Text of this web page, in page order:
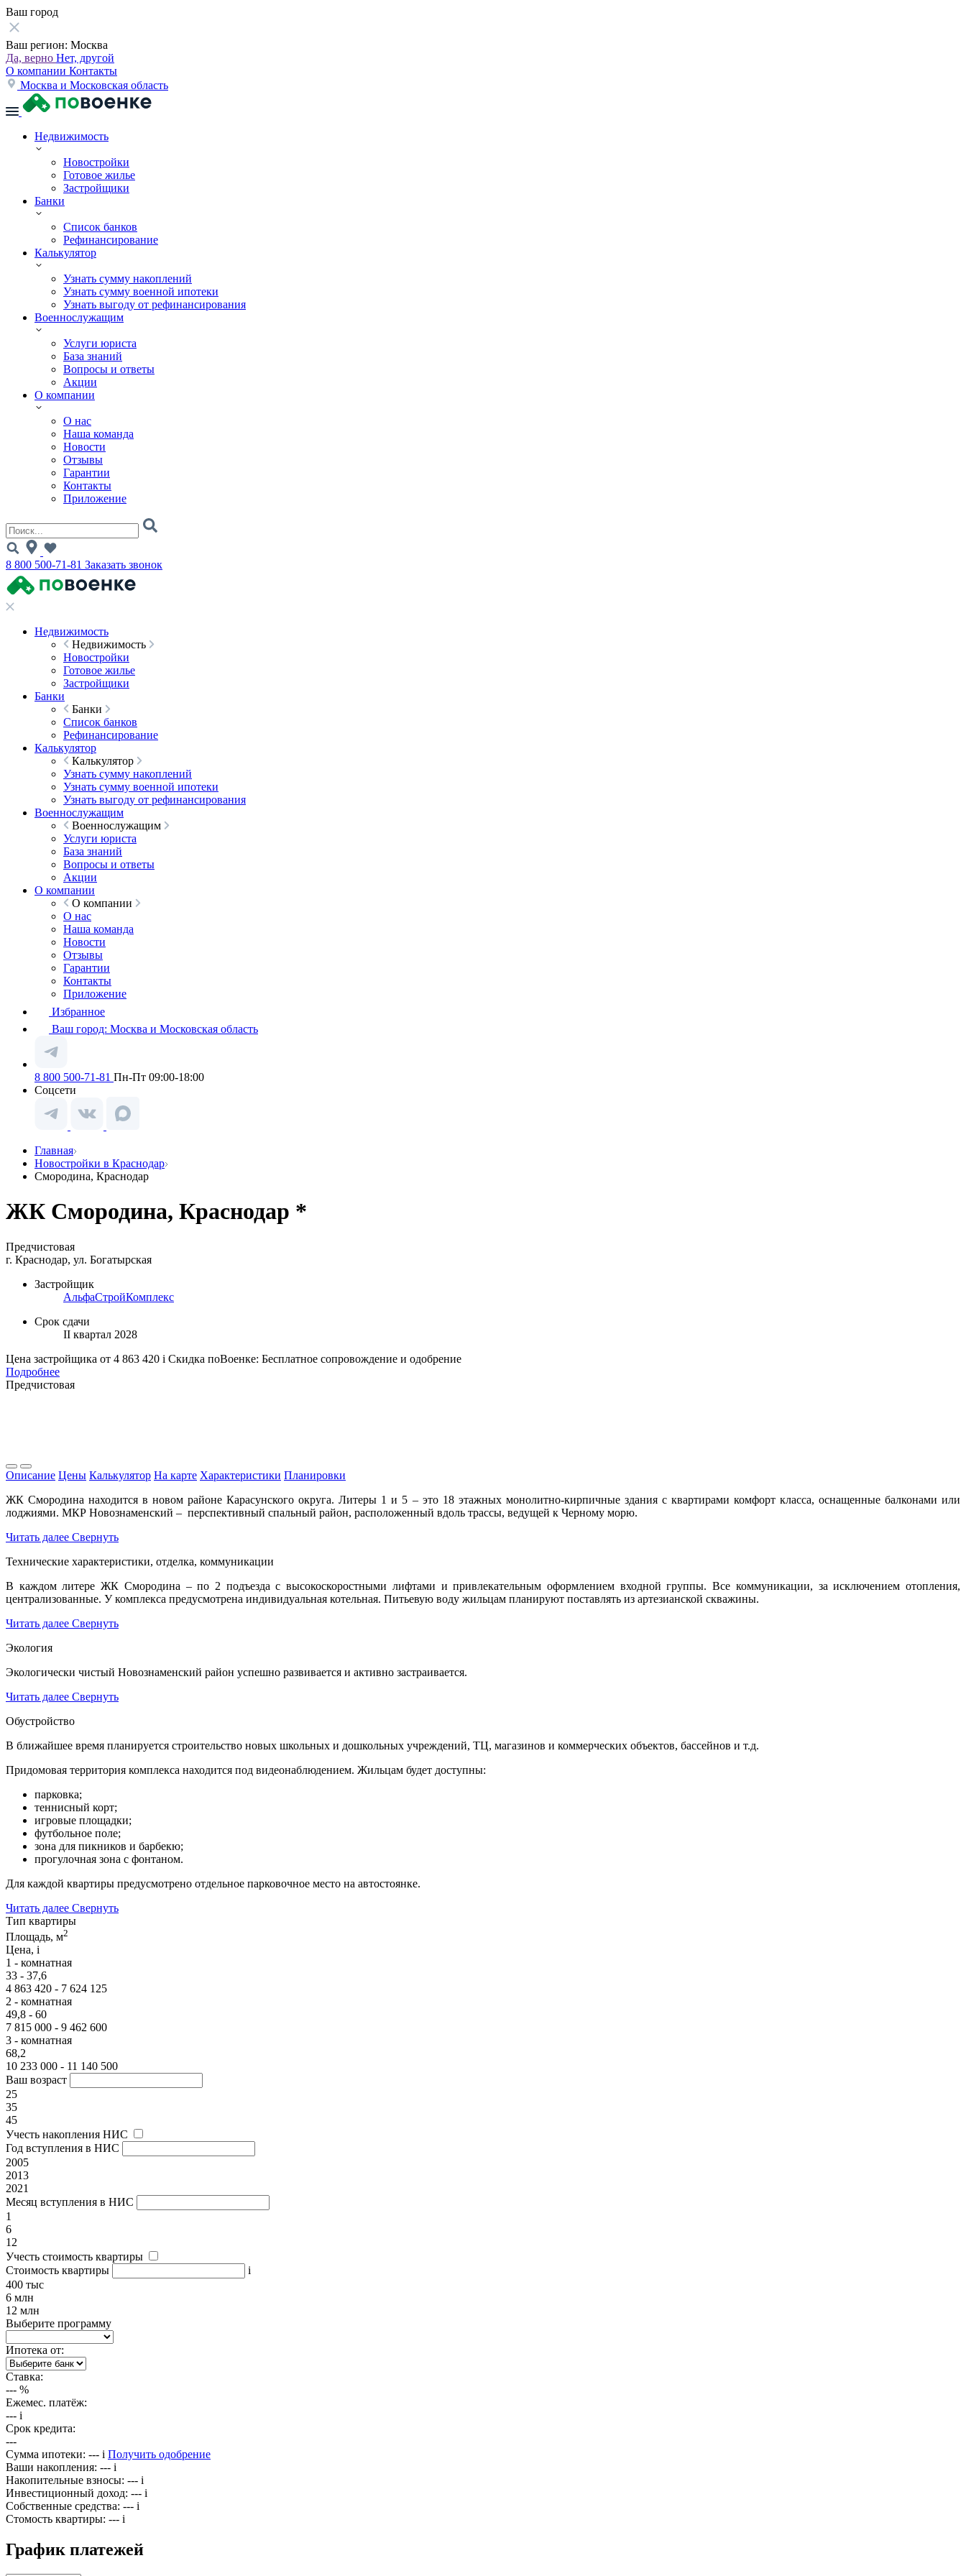
Ваш город
Ваш регион: Москва
Да, верно Нет, другой
О компании Контакты
Москва и Московская область
Недвижимость
Новостройки
Готовое жилье
Застройщики
Банки
Список банков
Рефинансирование
Калькулятор
Узнать сумму накоплений
Узнать сумму военной ипотеки
Узнать выгоду от рефинансирования
Военнослужащим
Услуги юриста
База знаний
Вопросы и ответы
Акции
О компании
О нас
Наша команда
Новости
Отзывы
Гарантии
Контакты
Приложение
8 800 500-71-81 Заказать звонок
Недвижимость
Недвижимость
Новостройки
Готовое жилье
Застройщики
Банки
Банки
Список банков
Рефинансирование
Калькулятор
Калькулятор
Узнать сумму накоплений
Узнать сумму военной ипотеки
Узнать выгоду от рефинансирования
Военнослужащим
Военнослужащим
Услуги юриста
База знаний
Вопросы и ответы
Акции
О компании
О компании
О нас
Наша команда
Новости
Отзывы
Гарантии
Контакты
Приложение
Избранное
Ваш город: Москва и Московская область
8 800 500-71-81 Пн-Пт 09:00-18:00
Соцсети
Главная
Новостройки в Краснодар
Смородина, Краснодар
ЖК Смородина, Краснодар *
Предчистовая
г. Краснодар, ул. Богатырская
Застройщик
АльфаСтройКомплекс
Срок сдачи
II квартал 2028
Цена застройщика от 4 863 420 i Скидка поВоенке: Бесплатное сопровождение и одобрение
Подробнее
Предчистовая
Описание Цены Калькулятор На карте Характеристики Планировки
ЖК Смородина находится в новом районе Карасунского округа. Литеры 1 и 5 – это 18 этажных монолитно-кирпичные здания с квартирами комфорт класса, оснащенные балконами или
лоджиями. МКР Новознаменский – перспективный спальный район, расположенный вдоль трассы, ведущей к Черному морю.
Читать далее Свернуть
Технические характеристики, отделка, коммуникации
В каждом литере ЖК Смородина – по 2 подъезда с высокоскоростными лифтами и привлекательным оформлением входной группы. Все коммуникации, за исключением отопления,
централизованные. У комплекса предусмотрена индивидуальная котельная. Питьевую воду жильцам планируют поставлять из артезианской скважины.
Читать далее Свернуть
Экология
Экологически чистый Новознаменский район успешно развивается и активно застраивается.
Читать далее Свернуть
Обустройство
В ближайшее время планируется строительство новых школьных и дошкольных учреждений, ТЦ, магазинов и коммерческих объектов, бассейнов и т.д.
Придомовая территория комплекса находится под видеонаблюдением. Жильцам будет доступны:
парковка;
теннисный корт;
игровые площадки;
футбольное поле;
зона для пикников и барбекю;
прогулочная зона с фонтаном.
Для каждой квартиры предусмотрено отдельное парковочное место на автостоянке.
Читать далее Свернуть
Тип квартиры
Площадь, м2
Цена, i
1 - комнатная
33 - 37,6
4 863 420 - 7 624 125
2 - комнатная
49,8 - 60
7 815 000 - 9 462 600
3 - комнатная
68,2
10 233 000 - 11 140 500
Ваш возраст
25
35
45
Учесть накопления НИС
Год вступления в НИС
2005
2013
2021
Месяц вступления в НИС
1
6
12
Учесть стоимость квартиры
Стоимость квартиры
i
400 тыс
6 млн
12 млн
Выберите программу
Ипотека от:
Ставка:
--- %
Ежемес. платёж:
--- i
Срок кредита:
---
Сумма ипотеки: --- i Получить одобрение
Ваши накопления: --- i
Накопительные взносы: --- i
Инвестиционный доход: --- i
Собственные средства: --- i
Стомость квартиры: --- i
График платежей